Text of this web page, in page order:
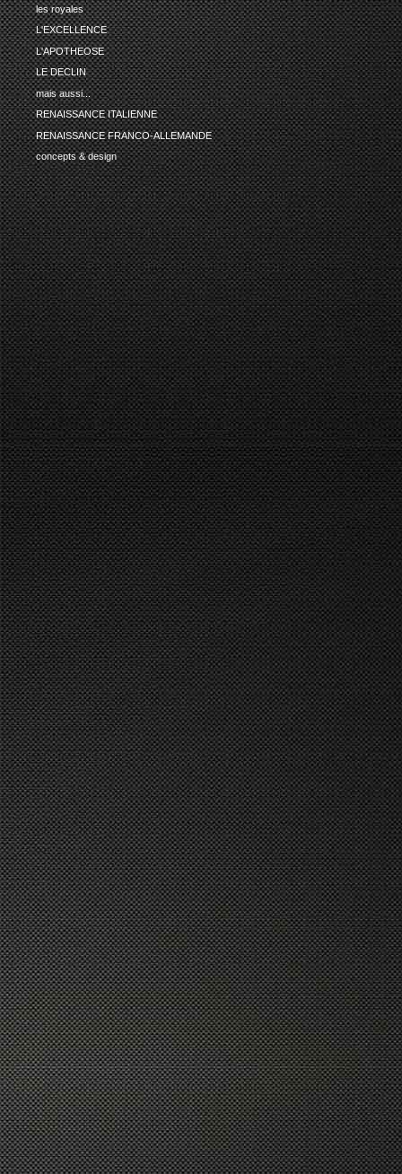
les royales
L'EXCELLENCE
L'APOTHEOSE
LE DECLIN
mais aussi...
RENAISSANCE ITALIENNE
RENAISSANCE FRANCO-ALLEMANDE
concepts & design